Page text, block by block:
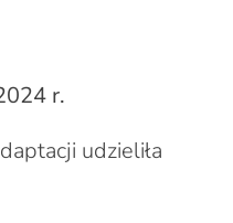
r.
udzieliła